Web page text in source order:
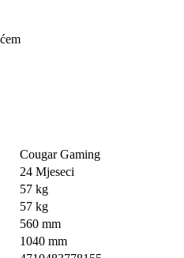
Cougar Gaming
24 Mjeseci
57 kg
57 kg
560 mm
1040 mm